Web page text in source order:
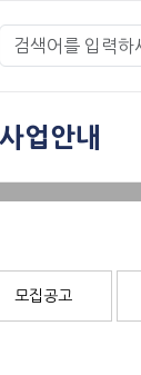
사업안내
모집공고